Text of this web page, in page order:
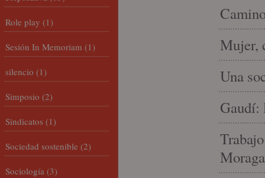
Mujer,
Una
Gaudí:
Role play (1)
Sesión In Memoriam (1)
silencio (1)
Simposio (2)
Sindicatos (1)
Sociedad sostenible (2)
Sociología (3)